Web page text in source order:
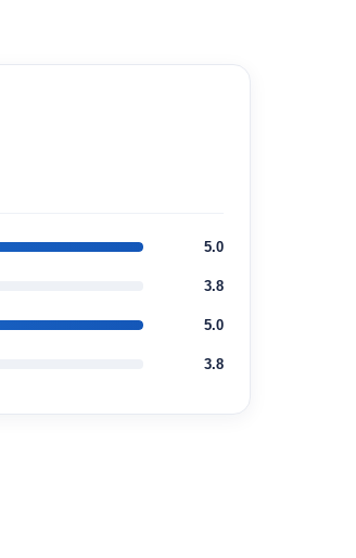
5.0
3.8
5.0
3.8